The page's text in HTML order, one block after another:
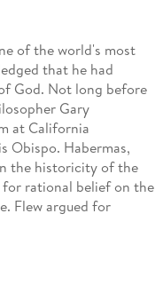
of the world's most
that he had
God. Not long before
Gary
at California
Obispo. Habermas,
the historicity of the
for rational belief on the
Flew argued for